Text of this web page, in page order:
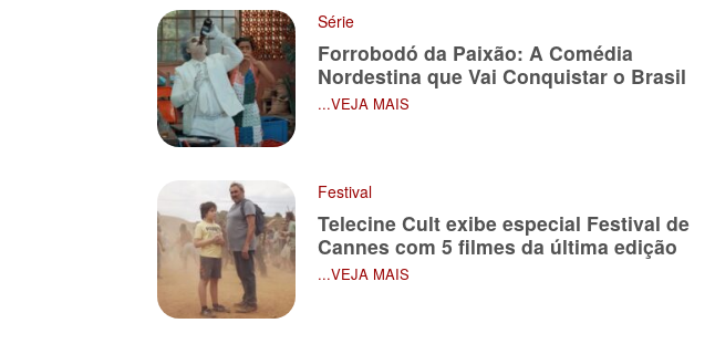
Série
Forrobodó da Paixão: A Comédia
Nordestina que Vai Conquistar o Brasil
...VEJA MAIS
Festival
Telecine Cult exibe especial Festival de
Cannes com 5 filmes da última edição
...VEJA MAIS